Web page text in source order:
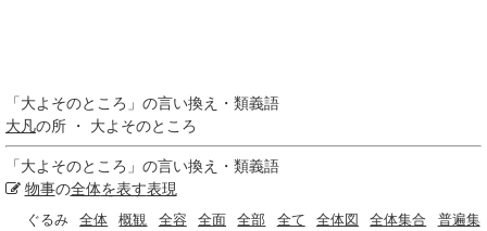
「大よそのところ 」の言い換え・類義語
大凡の所 ・ 大よそのところ
「大よそのところ 」の言い換え・類義語
物事の全体を表す表現
ぐるみ 全体 概観 全容 全面 全部 全て 全体図 全体集合
普遍集